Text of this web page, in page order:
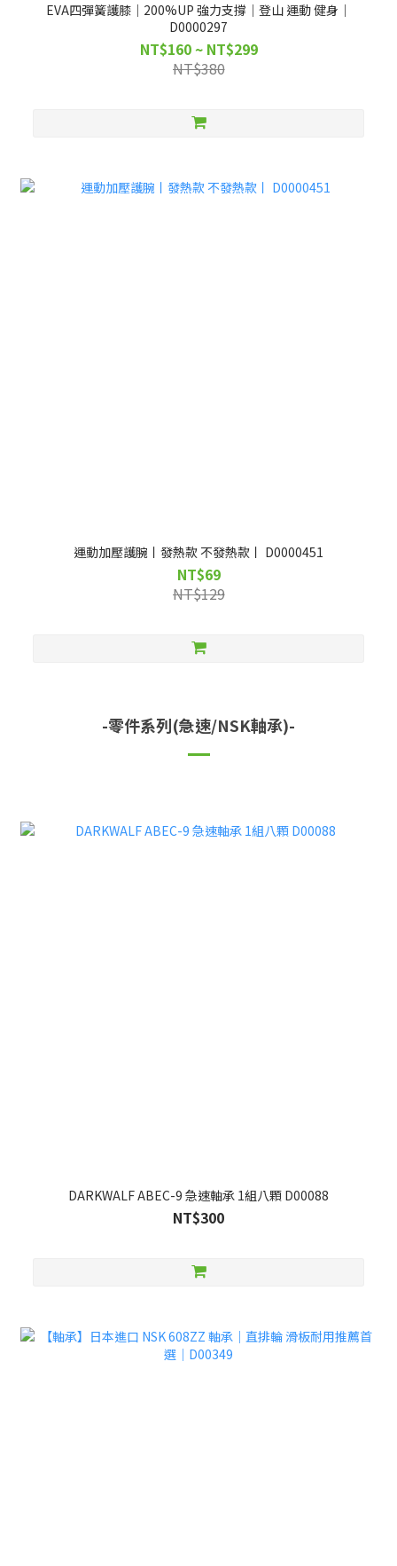
EVA四彈簧護膝｜200%UP 強力支撐｜登山 運動 健身｜
D0000297
NT$160 ~ NT$299
NT$380
運動加壓護腕丨發熱款 不發熱款丨 D0000451
NT$69
NT$129
-零件系列(急速/NSK軸承)-
DARKWALF ABEC-9 急速軸承 1組八顆 D00088
NT$300